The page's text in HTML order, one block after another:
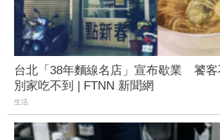
台北「38年麵線名店」宣布歇業 饕客
別家吃不到 | FTNN 新聞網
生活